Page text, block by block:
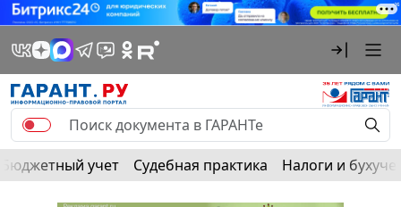
Бюджетный учет Судебная практика Налоги и